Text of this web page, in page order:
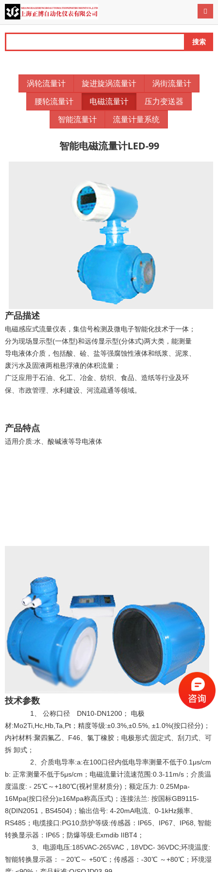
搜索
导
涡轮流量计 旋进旋涡流量计
涡街流量计
腰轮流量计
电磁流量计
压力变送器
智能流量计
流量计量系统
智能电磁流量计LED-99
产品描述
电磁感应式流量仪表，集信号检测及微电子智能化技术于一体；
分为现场显示型(一体型)和远传显示型(分体式)两大类，能测量
导电液体介质，包括酸、硷、盐等强腐蚀性液体和纸浆、泥浆、
废污水及固液两相悬浮液的体积流量；
广泛应用于石油、化工、冶金、纺织、食品、造纸等行业及环
保、市政管理、水利建设、河流疏通等领域。
产品特点
适用介质:水、酸碱液等导电液体
技术参数
1、 公称口径 DN10-DN1200；
电极
材:Mo2Ti,Hc,Hb,Ta,Pt； 精度等级:±0.3%,±0.5%, ±1.0%(按口径分)；
内衬材料:聚四氟乙 、F46、氯丁橡胶； 电极形式:固定式、刮刀式、可
拆 卸式；
2、介质电导率:a:在100口径内低电导率测量不低于0.1μs/cm
b: 正常测量不低于5μs/cm； 电磁流量计流速范围:0.3-11m/s； 介质温
度温度: - 25℃～+180℃(视衬里材质分)；额定压力: 0.25Mpa-
16Mpa(按口径分)≥16Mpa称高压式)； 连接法兰: 按国标GB9115-
8(DIN2051， BS4504)； 输出信号: 4-20mA电流、0-1kHz频率、
RS485； 电缆接口:PG10;防护等级:传感器：IP65、IP67、IP68, 智能
转换显示器：IP65； 防爆等级:Exmdib IIBT4；
3、电源电压:185VAC-265VAC， 18VDC- 36VDC;环境温度:
智能转换显示器：－20℃～ +50℃；传感器：-30℃ ～+80℃； 环境湿